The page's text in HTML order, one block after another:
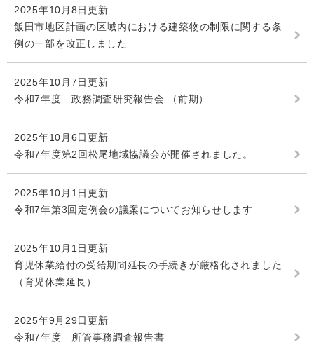
2025年10月8日更新
飯田市地区計画の区域内における建築物の制限に関する条
例の一部を改正しました
2025年10月7日更新
令和7年度 政務調査研究報告会 （前期）
2025年10月6日更新
令和7年度第2回松尾地域協議会が開催されました。
2025年10月1日更新
令和7年第3回定例会の議案についてお知らせします
2025年10月1日更新
育児休業給付の受給期間延長の手続きが厳格化されました
（育児休業延長）
2025年9月29日更新
令和7年度 所管事務調査報告書